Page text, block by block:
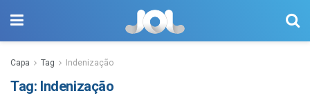
Capa Tag Indenização
Tag: Indenização